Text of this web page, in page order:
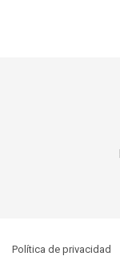
Política de privacidad